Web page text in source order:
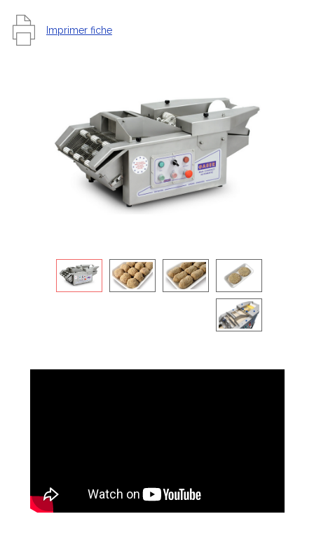
Imprimer fiche